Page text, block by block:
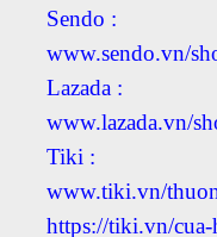
Sendo :
www.sendo.vn/
Lazada :
www.lazada.vn/
Tiki :
www.tiki.vn/
https://tiki.vn/